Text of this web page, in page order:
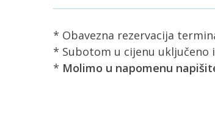
* Obavezna rezervacija
* Subotom u cijenu uključeno
* Molimo u napomenu